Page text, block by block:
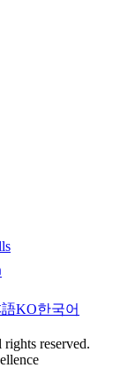
語KO한국어
reserved.